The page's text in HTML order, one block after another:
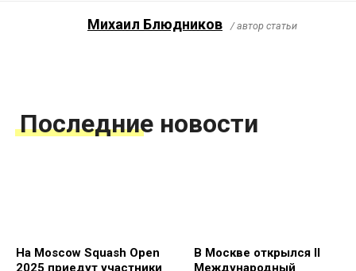
Михаил Блюдников / автор статьи
Последние новости
На Moscow Squash Open
2025 приедут участники
В Москве открылся II
Международный